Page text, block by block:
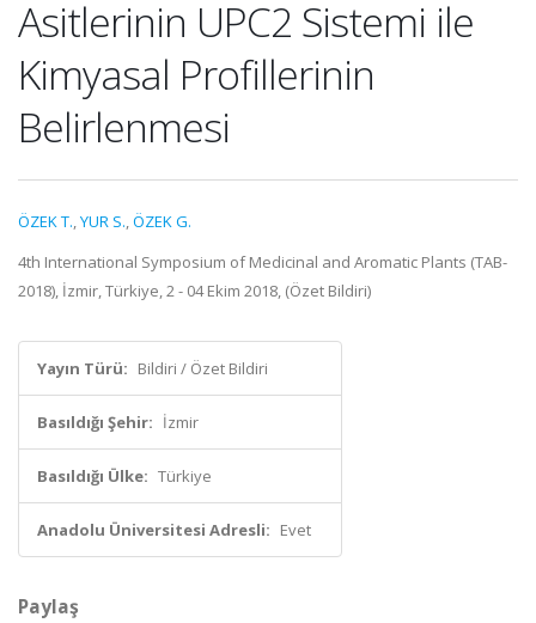
Asitlerinin UPC2 Sistemi ile
Kimyasal Profillerinin
Belirlenmesi
ÖZEK T.,YUR S.,ÖZEK G.
4th International Symposium of Medicinal and Aromatic Plants (TAB-
2018), İzmir, Türkiye, 2 - 04 Ekim 2018, (Özet Bildiri)
Yayın Türü: Bildiri / Özet Bildiri
Basıldığı Şehir: İzmir
Basıldığı Ülke: Türkiye
Anadolu Üniversitesi Adresli: Evet
Paylaş